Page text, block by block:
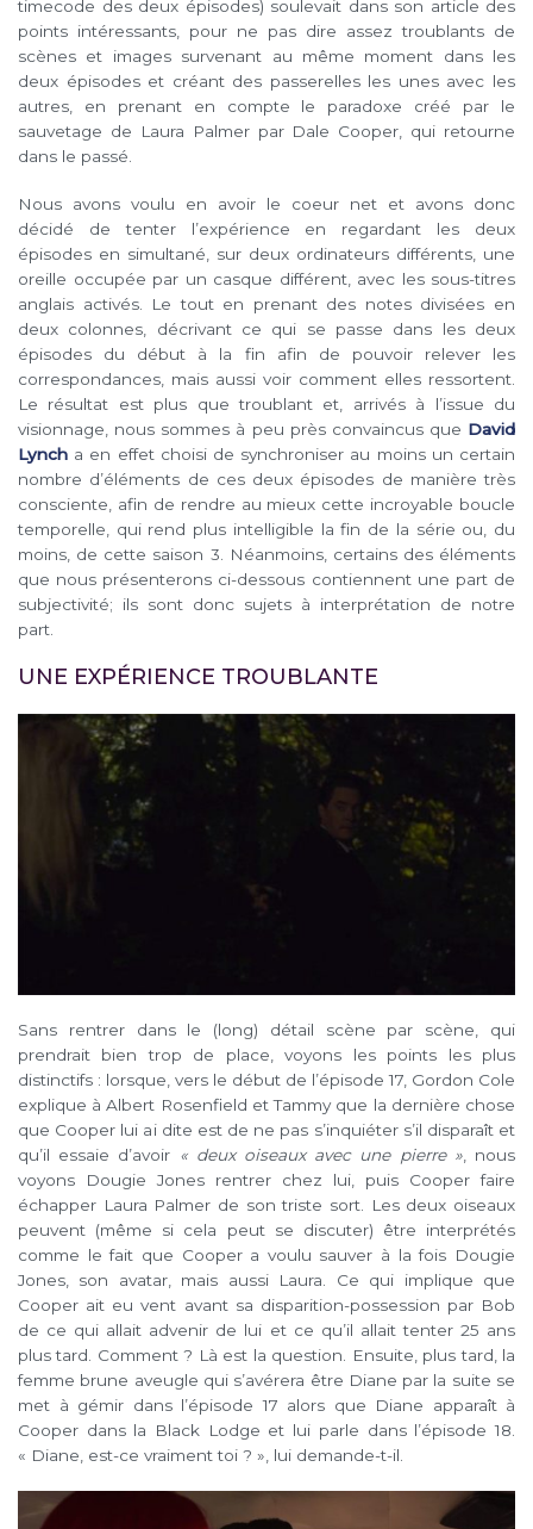
timecode des deux épisodes) soulevait dans son article des
points intéressants, pour ne pas dire assez troublants de
scènes et images survenant au même moment dans les
deux épisodes et créant des passerelles les unes avec les
autres, en prenant en compte le paradoxe créé par le
sauvetage de Laura Palmer par Dale Cooper, qui retourne
dans le passé.
Nous avons voulu en avoir le coeur net et avons donc
décidé de tenter l’expérience en regardant les deux
épisodes en simultané, sur deux ordinateurs différents, une
oreille occupée par un casque différent, avec les sous-titres
anglais activés. Le tout en prenant des notes divisées en
deux colonnes, décrivant ce qui se passe dans les deux
épisodes du début à la fin afin de pouvoir relever les
correspondances, mais aussi voir comment elles ressortent.
Le résultat est plus que troublant et, arrivés à l’issue du
visionnage, nous sommes à peu près convaincus que David
Lynch a en effet choisi de synchroniser au moins un certain
nombre d’éléments de ces deux épisodes de manière très
consciente, afin de rendre au mieux cette incroyable boucle
temporelle, qui rend plus intelligible la fin de la série ou, du
moins, de cette saison 3. Néanmoins, certains des éléments
que nous présenterons ci-dessous contiennent une part de
subjectivité; ils sont donc sujets à interprétation de notre
part.
UNE EXPÉRIENCE TROUBLANTE
Sans rentrer dans le (long) détail scène par scène, qui
prendrait bien trop de place, voyons les points les plus
distinctifs : lorsque, vers le début de l’épisode 17, Gordon Cole
explique à Albert Rosenfield et Tammy que la dernière chose
que Cooper lui ai dite est de ne pas s’inquiéter s’il disparaît et
qu’il essaie d’avoir « deux oiseaux avec une pierre », nous
voyons Dougie Jones rentrer chez lui, puis Cooper faire
échapper Laura Palmer de son triste sort. Les deux oiseaux
peuvent (même si cela peut se discuter) être interprétés
comme le fait que Cooper a voulu sauver à la fois Dougie
Jones, son avatar, mais aussi Laura. Ce qui implique que
Cooper ait eu vent avant sa disparition-possession par Bob
de ce qui allait advenir de lui et ce qu’il allait tenter 25 ans
plus tard. Comment ? Là est la question. Ensuite, plus tard, la
femme brune aveugle qui s’avérera être Diane par la suite se
met à gémir dans l’épisode 17 alors que Diane apparaît à
Cooper dans la Black Lodge et lui parle dans l’épisode 18.
« Diane, est-ce vraiment toi ? », lui demande-t-il.